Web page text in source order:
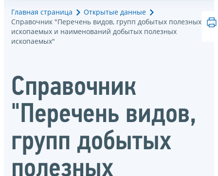
Главная страница
Открытые данные
Справочник "Перечень видов, групп добытых полезных
ископаемых и наименований добытых полезных
ископаемых"
Справочник
"Перечень видов,
групп добытых
полезных